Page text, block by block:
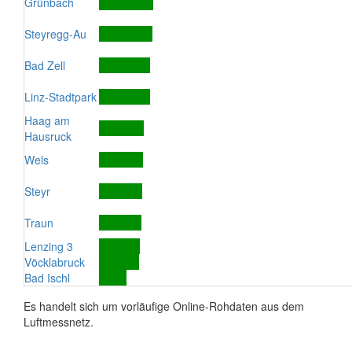
Steyregg-Au
Bad Zell
Linz-Stadtpark
Haag am
Hausruck
Wels
Steyr
Traun
Lenzing 3
Vöcklabruck
Bad Ischl
Es handelt sich um vorläufige Online-Rohdaten aus dem
Luftmessnetz.